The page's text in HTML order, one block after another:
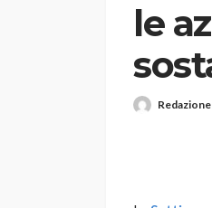
le
Redazione